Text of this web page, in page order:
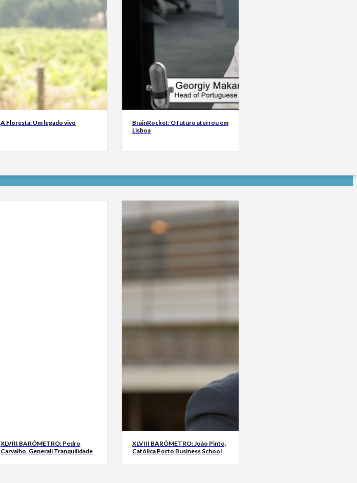
A Floresta: Um legado vivo
BrainRocket: O futuro aterrou em
Lisboa
XLVIII BARÓMETRO: Pedro
Carvalho, Generali Tranquilidade
XLVIII BARÓMETRO: João Pinto,
Católica Porto Business School